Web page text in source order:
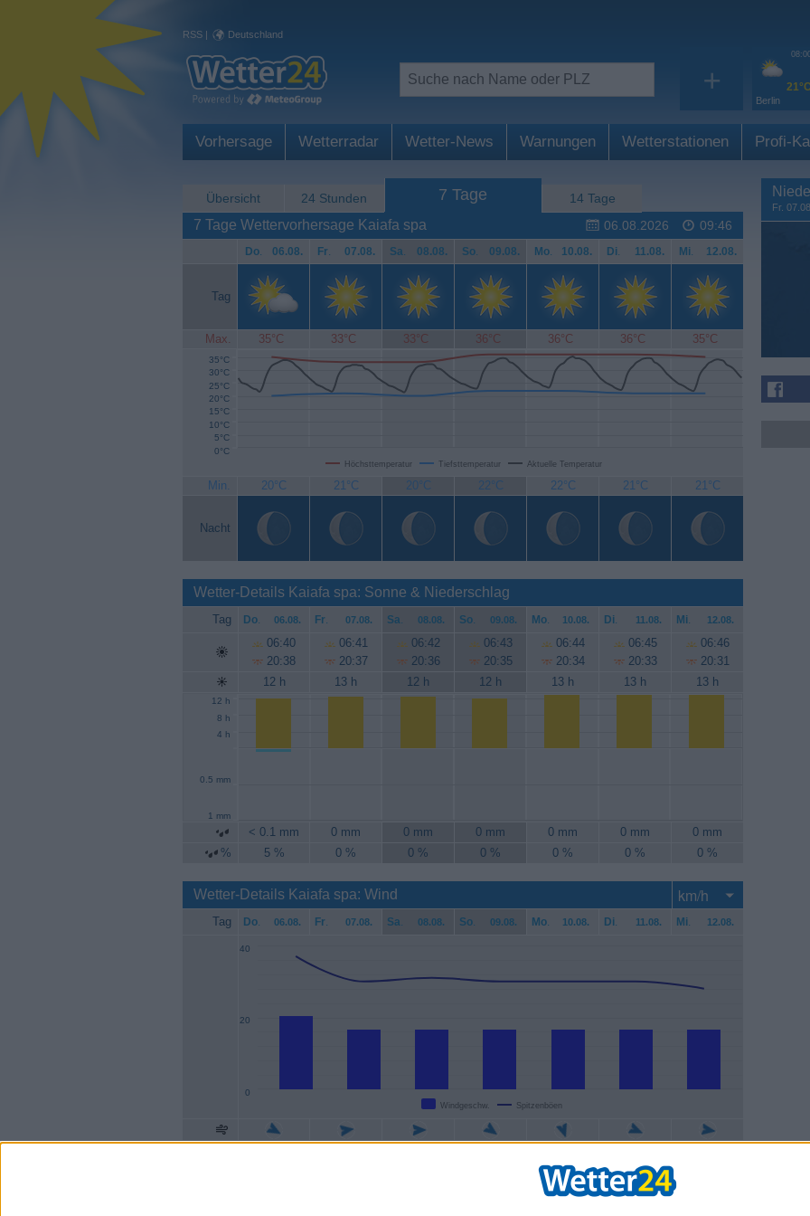
RSS | Deutschland
+ 21°C
Berlin
Vorhersage Wetterradar Wetter-News Warnungen Wetterstationen Profi-
Übersicht 24 Stunden 7 Tage
14 Tage
06.08.2026
09:46
7 Tage Wettervorhersage Kaiafa spa
Do. 06.08. Fr. 07.08. Sa. 08.08. So. 09.08. Mo. 10.08. Di. 11.08. Mi. 12.08.
Tag
Max. 35°C 33°C 33°C 36°C 36°C 36°C 35°C
Höchsttemperatur Tiefsttemperatur Aktuelle Temperatur
0°C
5°C
10°C
15°C
20°C
25°C
30°C
35°C
Min. 20°C 21°C 20°C 22°C 22°C 21°C 21°C
Nacht
Wetter-Details Kaiafa spa: Sonne & Niederschlag
Tag Do. 06.08. Fr. 07.08. Sa. 08.08. So. 09.08. Mo. 10.08. Di. 11.08. Mi. 12.08.
06:40
20:38
06:41
20:37
06:42
20:36
06:43
20:35
06:44
20:34
06:45
20:33
06:46
20:31
12 h
13 h 12 h 12 h 13 h 13 h 13 h
4 h
8 h
12 h
0.5 mm
1 mm
< 0.1 mm 0 mm 0 mm 0 mm 0 mm 0 mm
0 mm
%
5 % 0 % 0 % 0 % 0 % 0 % 0 %
Wetter-Details Kaiafa spa: Wind
Tag Do. 06.08. Fr. 07.08. Sa. 08.08. So. 09.08. Mo. 10.08. Di. 11.08. Mi. 12.08.
Windgeschw. Spitzenböen
0
20
40
30 km/h 30 km/h
Fr.